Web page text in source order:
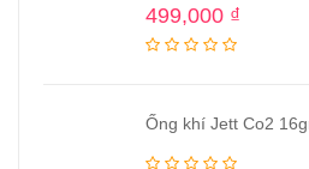
499,000 ₫
Ống khí Jett Co2